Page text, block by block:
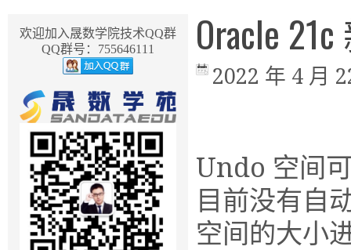
Oracle
2022 年 4 月
Undo 空间
目前没有自
空间的大小
欢迎加入晟数学院技术QQ群
QQ群号：755646111